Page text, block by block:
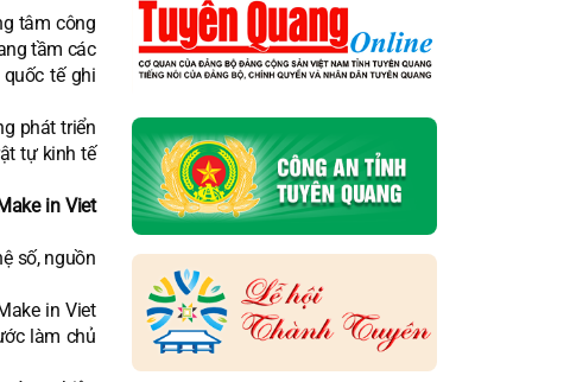
tâm công
tầm các
tế ghi
phát triển
tự kinh tế
in Viet
số, nguồn
in Viet
làm chủ